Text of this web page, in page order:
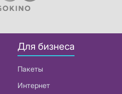
Для бизнеса
Пакеты
Интернет